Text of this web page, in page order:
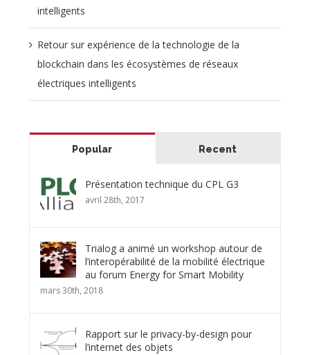
intelligents
Retour sur expérience de la technologie de la
blockchain dans les écosystèmes de réseaux
électriques intelligents
Popular Recent
Présentation technique du CPL G3
avril 28th, 2017
Trialog a animé un workshop autour de
l’interopérabilité de la mobilité électrique
au forum Energy for Smart Mobility
mars 30th, 2018
Rapport sur le privacy-by-design pour
l’internet des objets